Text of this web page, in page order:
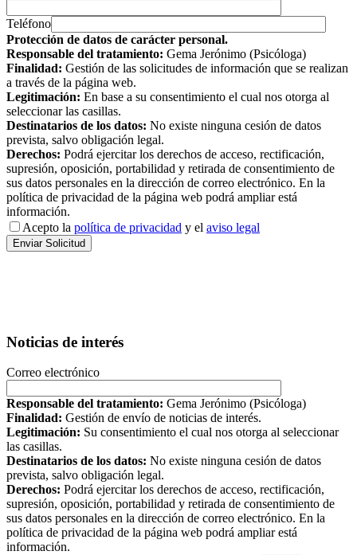
Teléfono
Protección de datos de carácter personal.
Responsable del tratamiento: Gema Jerónimo (Psicóloga)
Finalidad: Gestión de las solicitudes de información que se realizan
a través de la página web.
Legitimación: En base a su consentimiento el cual nos otorga al
seleccionar las casillas.
Destinatarios de los datos: No existe ninguna cesión de datos
prevista, salvo obligación legal.
Derechos: Podrá ejercitar los derechos de acceso, rectificación,
supresión, oposición, portabilidad y retirada de consentimiento de
sus datos personales en la dirección de correo electrónico. En la
política de privacidad de la página web podrá ampliar está
información.
Acepto la política de privacidad y el aviso legal
Noticias de interés
Correo electrónico
Responsable del tratamiento: Gema Jerónimo (Psicóloga)
Finalidad: Gestión de envío de noticias de interés.
Legitimación: Su consentimiento el cual nos otorga al seleccionar
las casillas.
Destinatarios de los datos: No existe ninguna cesión de datos
prevista, salvo obligación legal.
Derechos: Podrá ejercitar los derechos de acceso, rectificación,
supresión, oposición, portabilidad y retirada de consentimiento de
sus datos personales en la dirección de correo electrónico. En la
política de privacidad de la página web podrá ampliar está
información.